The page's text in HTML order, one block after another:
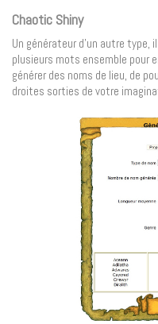
Chaotic Shiny
Un générateur d’un autre
plusieurs mots ensemble pour
générer des noms de lieu, de
droites sorties de votre